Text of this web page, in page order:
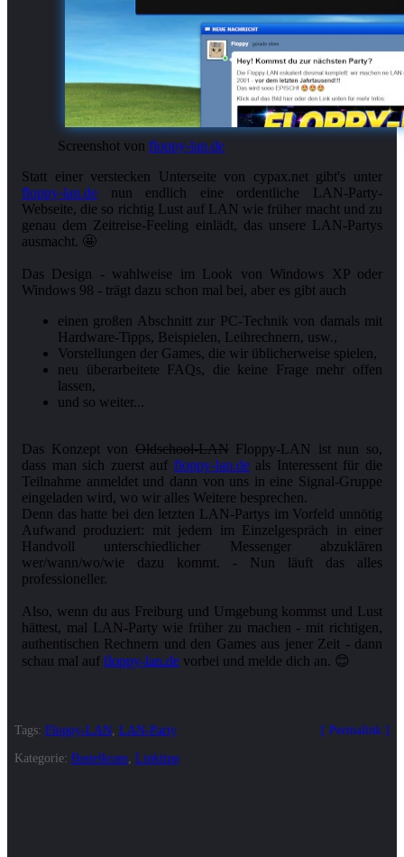
Screenshot von floppy-lan.de
Statt einer verstecken Unterseite von cypax.net gibt's unter
floppy-lan.de nun endlich eine ordentliche LAN-Party-
Webseite, die so richtig Lust auf LAN wie früher macht und zu
genau dem Zeitreise-Feeling einlädt, das unsere LAN-Partys
ausmacht. 🤩
Das Design - wahlweise im Look von Windows XP oder
Windows 98 - trägt dazu schon mal bei, aber es gibt auch
einen großen Abschnitt zur PC-Technik von damals mit
Hardware-Tipps, Beispielen, Leihrechnern, usw.,
Vorstellungen der Games, die wir üblicherweise spielen,
neu überarbeitete FAQs, die keine Frage mehr offen
lassen,
und so weiter...
Das Konzept von Oldschool-LANFloppy-LAN ist nun so,
dass man sich zuerst auf floppy-lan.deals Interessent für die
Teilnahme anmeldet und dann von uns in eine Signal-Gruppe
eingeladen wird, wo wir alles Weitere besprechen.
Denn das hatte bei den letzten LAN-Partys im Vorfeld unnötig
Aufwand produziert: mit jedem im Einzelgespräch in einer
Handvoll unterschiedlicher Messenger abzuklären
wer/wann/wo/wie dazu kommt. - Nun läuft das alles
professioneller.
Also, wenn du aus Freiburg und Umgebung kommst und Lust
hättest, mal LAN-Party wie früher zu machen - mit richtigen,
authentischen Rechnern und den Games aus jener Zeit - dann
schau mal auf floppy-lan.de
Permalink
Tags: Floppy-LAN LAN-Party
Kategorie: Bastelkram Linktipp